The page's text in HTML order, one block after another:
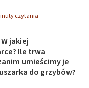
czytania
jakiej
Ile trwa
umieścimy je
do grzybów?